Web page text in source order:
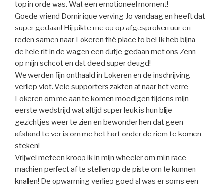
top in orde was. Wat een emotioneel moment!
Goede vriend Dominique verving Jo vandaag en heeft dat
super gedaan! Hij pikte me op op afgesproken uur en
reden samen naar Lokeren thé place to be! Ik heb bijna
de hele rit in de wagen een dutje gedaan met ons Zenn
op mijn schoot en dat deed super deugd!
We werden fijn onthaald in Lokeren en de inschrijving
verliep vlot. Vele supporters zakten af naar het verre
Lokeren om me aan te komen moedigen tijdens mijn
eerste wedstrijd wat altijd super leuk is hun blije
gezichtjes weer te zien en bewonder hen dat geen
afstand te ver is om me het hart onder de riem te komen
steken!
Vrijwel meteen kroop ik in mijn wheeler om mijn race
machien perfect af te stellen op de piste om te kunnen
knallen! De opwarming verliep goed al was er soms een